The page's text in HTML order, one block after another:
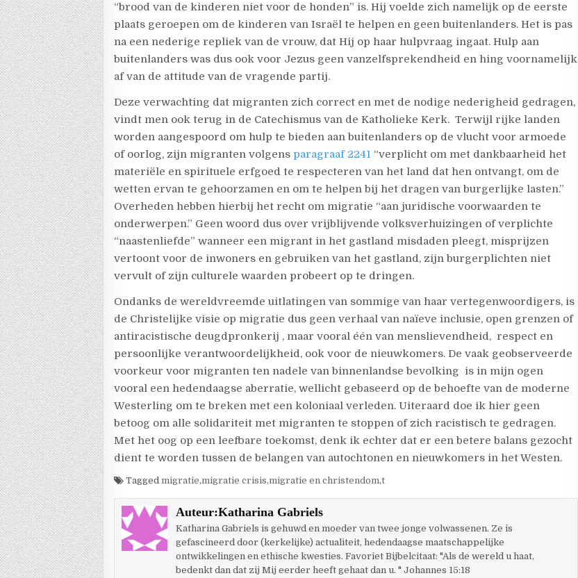
“brood van de kinderen niet voor de honden” is. Hij voelde zich namelijk op de eerste
plaats geroepen om de kinderen van Israël te helpen en geen buitenlanders. Het is pas
na een nederige repliek van de vrouw, dat Hij op haar hulpvraag ingaat. Hulp aan
buitenlanders was dus ook voor Jezus geen vanzelfsprekendheid en hing voornamelijk
af van de attitude van de vragende partij.
Deze verwachting dat migranten zich correct en met de nodige nederigheid gedragen,
vindt men ook terug in de Catechismus van de Katholieke Kerk. Terwijl rijke landen
worden aangespoord om hulp te bieden aan buitenlanders op de vlucht voor armoede
of oorlog, zijn migranten volgens paragraaf 2241 “verplicht om met dankbaarheid het
materiële en spirituele erfgoed te respecteren van het land dat hen ontvangt, om de
wetten ervan te gehoorzamen en om te helpen bij het dragen van burgerlijke lasten.”
Overheden hebben hierbij het recht om migratie “aan juridische voorwaarden te
onderwerpen.” Geen woord dus over vrijblijvende volksverhuizingen of verplichte
“naastenliefde” wanneer een migrant in het gastland misdaden pleegt, misprijzen
vertoont voor de inwoners en gebruiken van het gastland, zijn burgerplichten niet
vervult of zijn culturele waarden probeert op te dringen.
Ondanks de wereldvreemde uitlatingen van sommige van haar vertegenwoordigers, is
de Christelijke visie op migratie dus geen verhaal van naïeve inclusie, open grenzen of
antiracistische deugdpronkerij , maar vooral één van menslievendheid, respect en
persoonlijke verantwoordelijkheid, ook voor de nieuwkomers. De vaak geobserveerde
voorkeur voor migranten ten nadele van binnenlandse bevolking is in mijn ogen
vooral een hedendaagse aberratie, wellicht gebaseerd op de behoefte van de moderne
Westerling om te breken met een koloniaal verleden. Uiteraard doe ik hier geen
betoog om alle solidariteit met migranten te stoppen of zich racistisch te gedragen.
Met het oog op een leefbare toekomst, denk ik echter dat er een betere balans gezocht
dient te worden tussen de belangen van autochtonen en nieuwkomers in het Westen.
Taggedmigratie,migratie crisis,migratie en christendom,t
Auteur:Katharina Gabriels
Katharina Gabriels is gehuwd en moeder van twee jonge volwassenen. Ze is
gefascineerd door (kerkelijke) actualiteit, hedendaagse maatschappelijke
ontwikkelingen en ethische kwesties. Favoriet Bijbelcitaat: "Als de wereld u haat,
bedenkt dan dat zij Mij eerder heeft gehaat dan u. " Johannes 15:18